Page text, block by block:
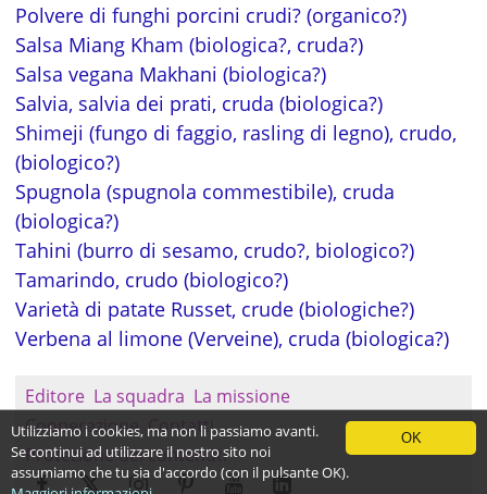
Polvere di funghi porcini crudi? (organico?)
Salsa Miang Kham (biologica?, cruda?)
Salsa vegana Makhani (biologica?)
Salvia, salvia dei prati, cruda (biologica?)
Shimeji (fungo di faggio, rasling di legno), crudo,
(biologico?)
Spugnola (spugnola commestibile), cruda
(biologica?)
Tahini (burro di sesamo, crudo?, biologico?)
Tamarindo, crudo (biologico?)
Varietà di patate Russet, crude (biologiche?)
Verbena al limone (Verveine), cruda (biologica?)
Editore La squadra La missione
Cooperazione Contatti
Protezione dei contenuti
OK
Utilizziamo i cookies, ma non li passiamo avanti.
Se continui ad utilizzare il nostro sito noi
assumiamo che tu sia d'accordo (con il pulsante OK).